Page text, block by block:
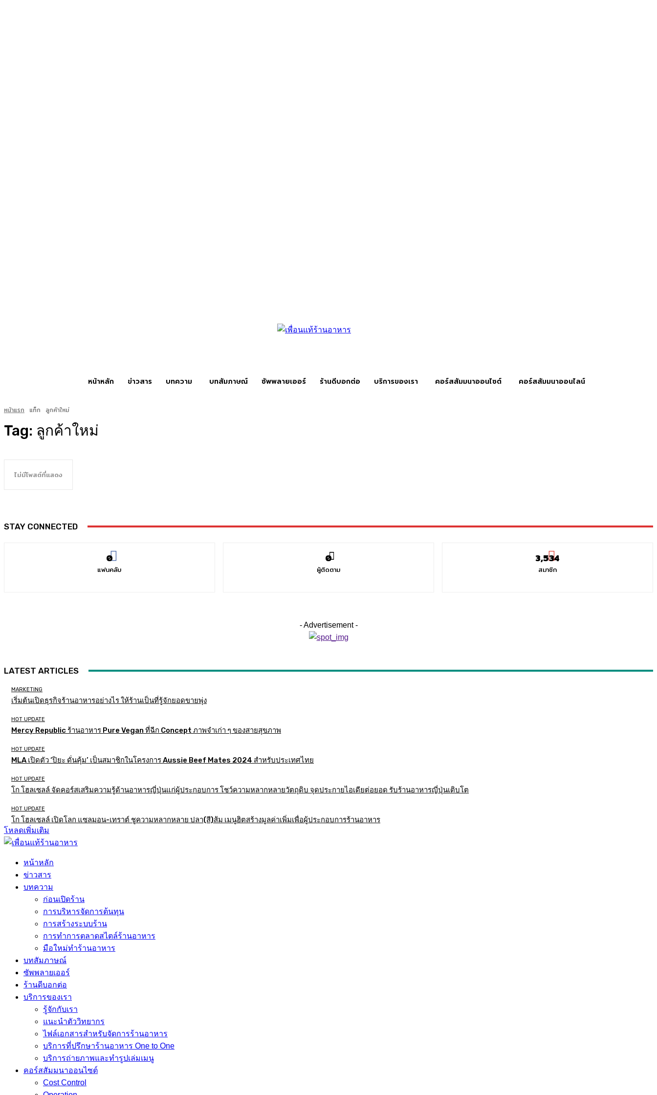
หน้าหลัก ข่าวสาร บทความ บทสัมภาษณ์ ซัพพลายเออร์ ร้านดีบอกต่อ บริการของเรา คอร์สสัมมนาออนไซต์ คอร์สสัมมนาออนไลน์
หน้าแรก แท็ก ลูกค้าใหม่
Tag: ลูกค้าใหม่
ไม่มีโพสต์ที่แสดง
STAY CONNECTED
0
แฟนคลับ
0
ผู้ติดตาม
3,534
สมาชิก
- Advertisement -
LATEST ARTICLES
MARKETING
เริ่มต้นเปิดธุรกิจร้านอาหารอย่างไร ให้ร้านเป็นที่รู้จักยอดขายพุ่ง
HOT UPDATE
Mercy Republic ร้านอาหาร Pure Vegan ที่ฉีก Concept ภาพจำเก่า ๆ ของสายสุขภาพ
HOT UPDATE
MLA เปิดตัว ‘ปิยะ ดั่นคุ้ม’ เป็นสมาชิกในโครงการ Aussie Beef Mates 2024 สำหรับประเทศไทย
HOT UPDATE
โก โฮลเซลล์ จัดคอร์สเสริมความรู้ด้านอาหารญี่ปุ่นแก่ผู้ประกอบการ โชว์ความหลากหลายวัตถุดิบ จุดประกายไอเดียต่อยอด รับร้านอาหารญี่ปุ่นเติบโต
HOT UPDATE
โก โฮลเซลล์ เปิดโลก แซลมอน-เทราต์ ชูความหลากหลาย ปลา(สี)ส้ม เมนูฮิตสร้างมูลค่าเพิ่มเพื่อผู้ประกอบการร้านอาหาร
โหลดเพิ่มเติม
หน้าหลัก
ข่าวสาร
บทความ
ก่อนเปิดร้าน
การบริหารจัดการต้นทุน
การสร้างระบบร้าน
การทำการตลาดสไตล์ร้านอาหาร
มือใหม่ทำร้านอาหาร
บทสัมภาษณ์
ซัพพลายเออร์
ร้านดีบอกต่อ
บริการของเรา
รู้จักกับเรา
แนะนำตัววิทยากร
ไฟล์เอกสารสำหรับจัดการร้านอาหาร
บริการที่ปรึกษาร้านอาหาร One to One
บริการถ่ายภาพและทำรูปเล่มเมนู
คอร์สสัมมนาออนไซต์
Cost Control